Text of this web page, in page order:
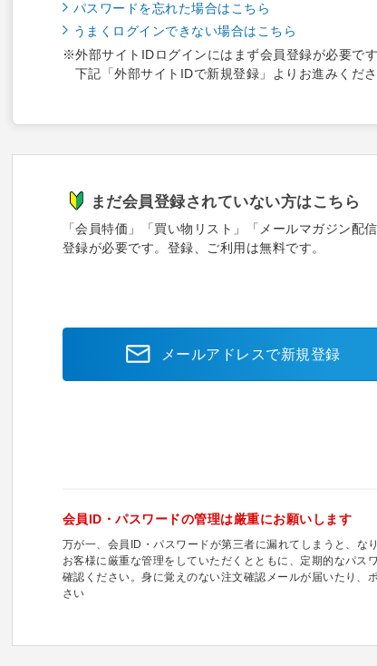
パスワードを忘れた場合はこちら
うまくログインできない場合はこちら
※外部サイトIDログインにはまず会員登録が必要です
下記「外部サイトIDで新規登録」よりお進みくださ
まだ会員登録されていない方はこちら
「会員特価」「買い物リスト」「メールマガジン
登録が必要です。登録、ご利用は無料です。
メールアドレスで新規登録
会員ID・パスワードの管理は厳重にお願いします
万が一、会員ID・パスワードが第三者に漏れてしまうと、な
お客様に厳重な管理をしていただくとともに、定期的なパ
確認ください。身に覚えのない注文確認メールが届いたり
さい